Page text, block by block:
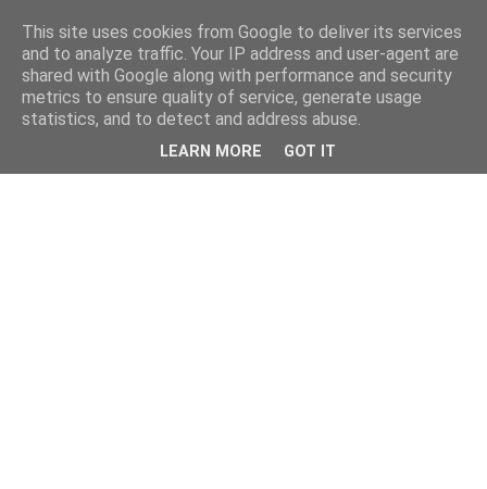
This site uses cookies from Google to deliver its services
and to analyze traffic. Your IP address and user-agent are
shared with Google along with performance and security
metrics to ensure quality of service, generate usage
statistics, and to detect and address abuse.
LEARN MORE GOT IT